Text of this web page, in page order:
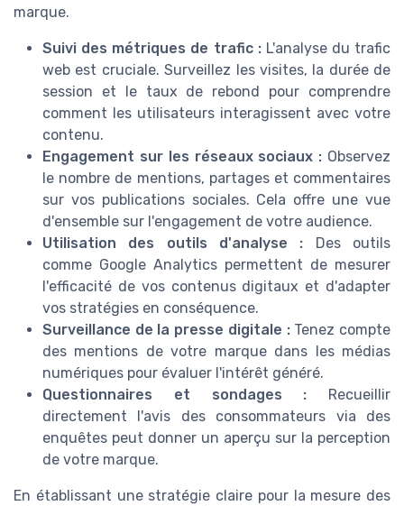
marque.
Suivi des métriques de trafic :L'analyse du trafic
web est cruciale. Surveillez les visites, la durée de
session et le taux de rebond pour comprendre
comment les utilisateurs interagissent avec votre
contenu.
Engagement sur les réseaux sociaux : Observez
le nombre de mentions, partages et commentaires
sur vos publications sociales. Cela offre une vue
d'ensemble sur l'engagement de votre audience.
Utilisation des outils d'analyse : Des outils
comme Google Analytics permettent de mesurer
l'efficacité de vos contenus digitaux et d'adapter
vos stratégies en conséquence.
Surveillance de la presse digitale :Tenez compte
des mentions de votre marque dans les médias
numériques pour évaluer l'intérêt généré.
Questionnaires et sondages : Recueillir
directement l'avis des consommateurs via des
enquêtes peut donner un aperçu sur la perception
de votre marque.
En établissant une stratégie claire pour la mesure des